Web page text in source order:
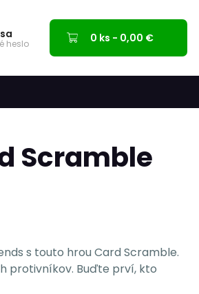
heslo 0 ks - 0,00 €
Scramble
s touto hrou Card Scramble.
protivníkov. Buďte prví, kto